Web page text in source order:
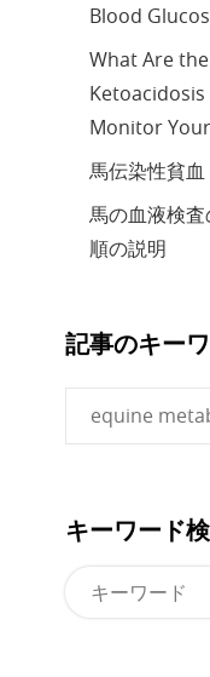
Blood
What Are
Monitor
馬伝染性貧
馬の血液検
順の説明
記事のキー
equine
キーワード